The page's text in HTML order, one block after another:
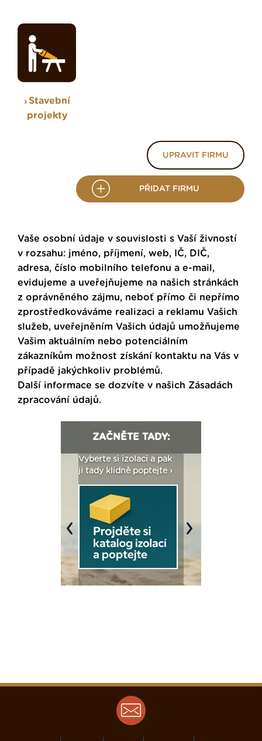
Stavební
projekty
UPRAVIT FIRMU
PŘIDAT FIRMU
Vaše osobní údaje v souvislosti s Vaší živností
v rozsahu: jméno, příjmení, web, IČ, DIČ,
adresa, číslo mobilního telefonu a e-mail,
evidujeme a uveřejňujeme na našich stránkách
z oprávněného zájmu, neboť přímo či nepřímo
zprostředkováváme realizaci a reklamu Vašich
služeb, uveřejněním Vašich údajů umožňujeme
Vašim aktuálním nebo potenciálním
zákazníkům možnost získání kontaktu na Vás v
případě jakýchkoliv problémů.
Další informace se dozvíte v našich Zásadách
zpracování údajů.
ZAČNĚTE TADY:
Vyberte si izolaci a pak
ji tady klidně poptejte ›
Previous Next